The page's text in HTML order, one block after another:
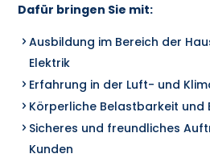
Dafür bringen Sie mit:
Ausbildung im Bereich der
Elektrik
Erfahrung in der Luft- und
Körperliche Belastbarkeit und
Sicheres und freundliches
Kunden